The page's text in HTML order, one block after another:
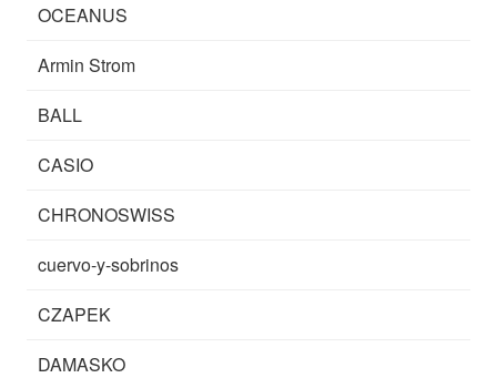
OCEANUS
Armin Strom
BALL
CASIO
CHRONOSWISS
cuervo-y-sobrinos
CZAPEK
DAMASKO